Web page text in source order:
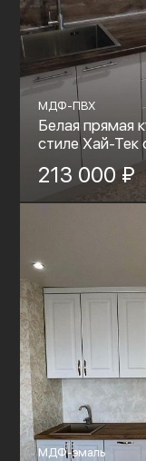
МДФ-ПВХ
Белая прямая
стиле Хай-Тек
213 000 ₽
МДФ-эмаль